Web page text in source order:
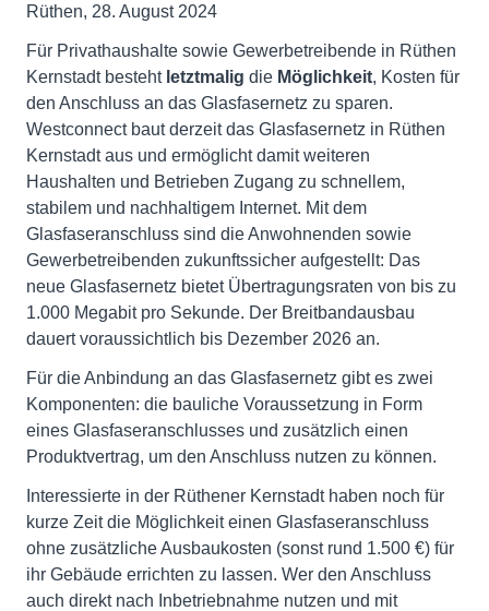
Rüthen, 28. August 2024
Für Privathaushalte sowie Gewerbetreibende in Rüthen
Kernstadt besteht letztmalig die Möglichkeit, Kosten für
den Anschluss an das Glasfasernetz zu sparen.
Westconnect baut derzeit das Glasfasernetz in Rüthen
Kernstadt aus und ermöglicht damit weiteren
Haushalten und Betrieben Zugang zu schnellem,
stabilem und nachhaltigem Internet. Mit dem
Glasfaseranschluss sind die Anwohnenden sowie
Gewerbetreibenden zukunftssicher aufgestellt: Das
neue Glasfasernetz bietet Übertragungsraten von bis zu
1.000 Megabit pro Sekunde. Der Breitbandausbau
dauert voraussichtlich bis Dezember 2026 an.
Für die Anbindung an das Glasfasernetz gibt es zwei
Komponenten: die bauliche Voraussetzung in Form
eines Glasfaseranschlusses und zusätzlich einen
Produktvertrag, um den Anschluss nutzen zu können.
Interessierte in der Rüthener Kernstadt haben noch für
kurze Zeit die Möglichkeit einen Glasfaseranschluss
ohne zusätzliche Ausbaukosten (sonst rund 1.500 €) für
ihr Gebäude errichten zu lassen. Wer den Anschluss
auch direkt nach Inbetriebnahme nutzen und mit